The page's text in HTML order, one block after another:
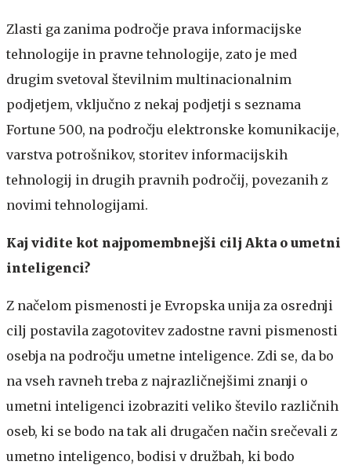
Zlasti ga zanima področje prava informacijske
tehnologije in pravne tehnologije, zato je med
drugim svetoval številnim multinacionalnim
podjetjem, vključno z nekaj podjetji s seznama
Fortune 500, na področju elektronske komunikacije,
varstva potrošnikov, storitev informacijskih
tehnologij in drugih pravnih področij, povezanih z
novimi tehnologijami.
Kaj vidite kot najpomembnejši cilj Akta o umetni
inteligenci?
Z načelom pismenosti je Evropska unija za osrednji
cilj postavila zagotovitev zadostne ravni pismenosti
osebja na področju umetne inteligence. Zdi se, da bo
na vseh ravneh treba z najrazličnejšimi znanji o
umetni inteligenci izobraziti veliko število različnih
oseb, ki se bodo na tak ali drugačen način srečevali z
umetno inteligenco, bodisi v družbah, ki bodo